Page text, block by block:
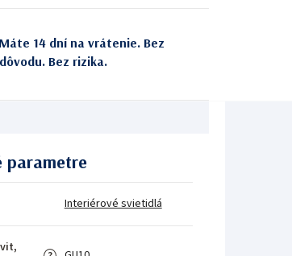
Máte 14 dní na vrátenie. Bez
dôvodu. Bez rizika.
parametre
Interiérové svietidlá